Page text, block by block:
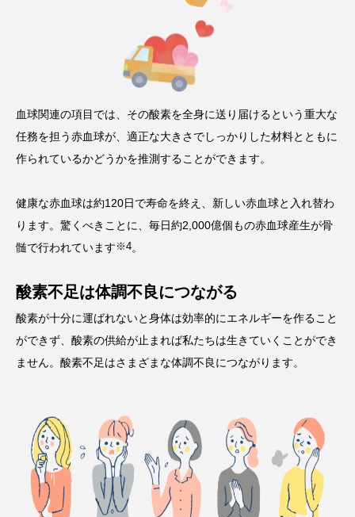
血球関連の項目では、その酸素を全身に送り届けるという重大な
任務を担う赤血球が、適正な大きさでしっかりした材料とともに
作られているかどうかを推測することができます。
健康な赤血球は約120日で寿命を終え、新しい赤血球と入れ替わ
ります。驚くべきことに、毎日約2,000億個もの赤血球産生が骨
髄で行われています ※4。
酸素不足は体調不良につながる
酸素が十分に運ばれないと身体は効率的にエネルギーを作ること
ができず、酸素の供給が止まれば私たちは生きていくことができ
ません。酸素不足はさまざまな体調不良につながります。